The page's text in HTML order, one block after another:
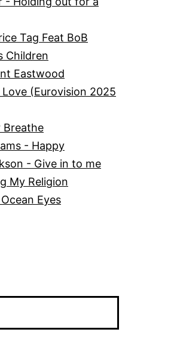
Tag Feat BoB
Children
Eastwood
(Eurovision 2025
Breathe
- Happy
- Give in to me
My Religion
Eyes